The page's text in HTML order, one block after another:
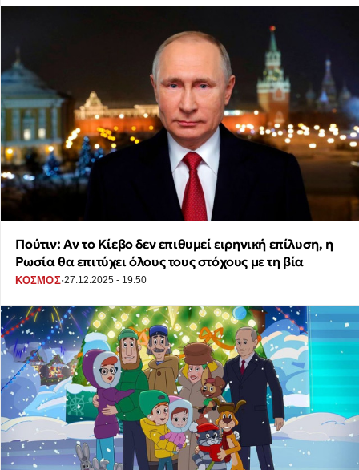
Πούτιν: Αν το Κίεβο δεν επιθυμεί ειρηνική επίλυση, η
Ρωσία θα επιτύχει όλους τους στόχους με τη βία
ΚΟΣΜΟΣ·27.12.2025 - 19:50